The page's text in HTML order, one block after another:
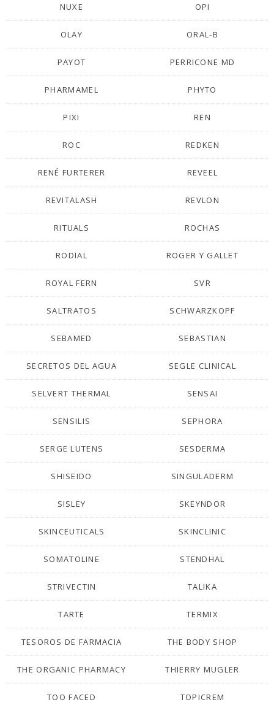
NUXE OPI
OLAY ORAL-B
PAYOT PERRICONE MD
PHARMAMEL PHYTO
PIXI REN
ROC REDKEN
RENÉ FURTERER REVEEL
REVITALASH REVLON
RITUALS ROCHAS
RODIAL ROGER Y GALLET
ROYAL FERN SVR
SALTRATOS SCHWARZKOPF
SEBAMED SEBASTIAN
SECRETOS DEL AGUA SEGLE CLINICAL
SELVERT THERMAL SENSAI
SENSILIS SEPHORA
SERGE LUTENS SESDERMA
SHISEIDO SINGULADERM
SISLEY SKEYNDOR
SKINCEUTICALS SKINCLINIC
SOMATOLINE STENDHAL
STRIVECTIN TALIKA
TARTE TERMIX
TESOROS DE FARMACIA THE BODY SHOP
THE ORGANIC PHARMACY THIERRY MUGLER
TOO FACED TOPICREM